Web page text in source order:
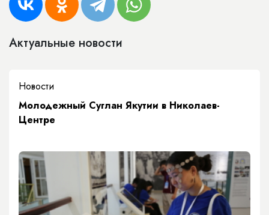
Актуальные новости
Новости
Молодежный Суглан Якутии в Николаев-
Центре